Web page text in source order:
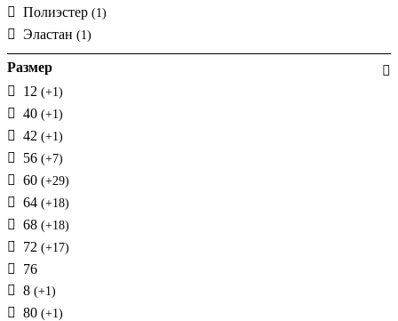
Полиэстер (1)
Эластан (1)
Размер
12 (+1)
40 (+1)
42 (+1)
56 (+7)
60 (+29)
64 (+18)
68 (+18)
72 (+17)
76
8 (+1)
80 (+1)